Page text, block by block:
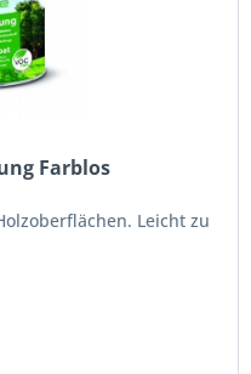
Farblos
Leicht zu